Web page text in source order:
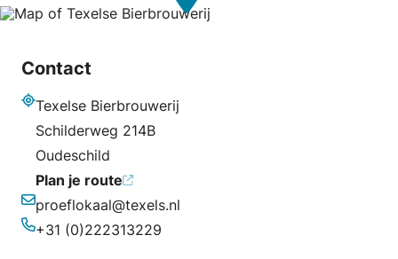
Contact
Texelse Bierbrouwerij
Schilderweg 214B
Oudeschild
Plan je route
E-mailadres
proeflokaal@texels.nl
Telefoonnummer
+31 (0)222313229